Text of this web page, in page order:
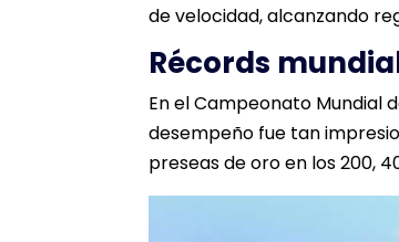
de velocidad, alcanzando
Récords
En el Campeonato Mundial
desempeño fue tan
preseas de oro en los 200,